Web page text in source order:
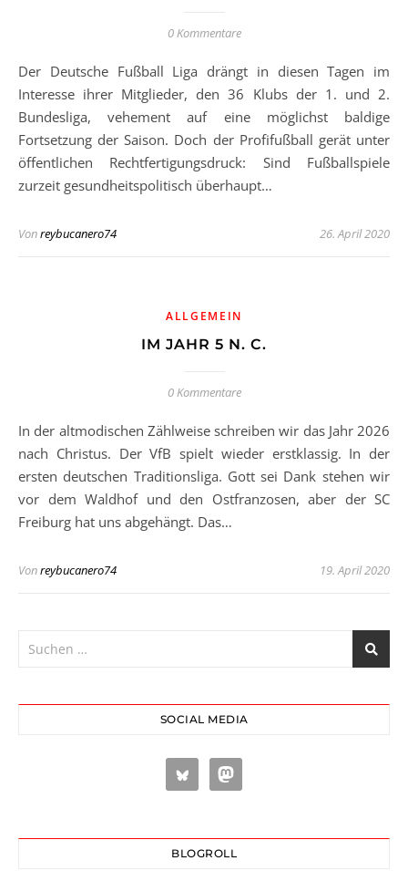
0 Kommentare
Der Deutsche Fußball Liga drängt in diesen Tagen im
Interesse ihrer Mitglieder, den 36 Klubs der 1. und 2.
Bundesliga, vehement auf eine möglichst baldige
Fortsetzung der Saison. Doch der Profifußball gerät unter
öffentlichen Rechtfertigungsdruck: Sind Fußballspiele
zurzeit gesundheitspolitisch überhaupt…
Vonreybucanero74 26. April 2020
ALLGEMEIN
IM JAHR 5 N. C.
0 Kommentare
In der altmodischen Zählweise schreiben wir das Jahr 2026
nach Christus. Der VfB spielt wieder erstklassig. In der
ersten deutschen Traditionsliga. Gott sei Dank stehen wir
vor dem Waldhof und den Ostfranzosen, aber der SC
Freiburg hat uns abgehängt. Das…
Vonreybucanero74 19. April 2020
SOCIAL MEDIA
BLOGROLL